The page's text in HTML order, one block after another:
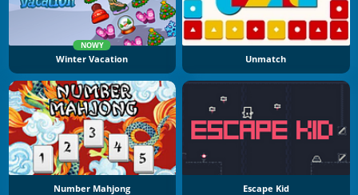
NOWY
Winter Vacation Unmatch
Number Mahjong Escape Kid